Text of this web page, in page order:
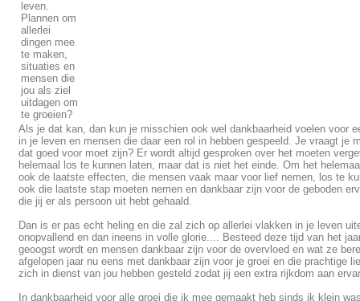
leven.
Plannen om
allerlei
dingen mee
te maken,
situaties en
mensen die
jou als ziel
uitdagen om
te groeien?
Als je dat kan, dan kun je misschien ook wel dankbaarheid voelen voor
in je leven en mensen die daar een rol in hebben gespeeld. Je vraagt je
dat goed voor moet zijn? Er wordt altijd gesproken over het moeten
helemaal los te kunnen laten, maar dat is niet het einde. Om het
ook de laatste effecten, die mensen vaak maar voor lief nemen, los te
ook die laatste stap moeten nemen en dankbaar zijn voor de geboden
die jij er als persoon uit hebt gehaald.
Dan is er pas echt heling en die zal zich op allerlei vlakken in je leven
onopvallend en dan ineens in volle glorie.... Besteed deze tijd van het
geoogst wordt en mensen dankbaar zijn voor de overvloed en wat ze
afgelopen jaar nu eens met dankbaar zijn voor je groei en die prachtige
zich in dienst van jou hebben gesteld zodat jij een extra rijkdom aan
In dankbaarheid voor alle groei die ik mee gemaakt heb sinds ik klein